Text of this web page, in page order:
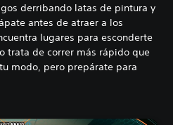
derribando latas de pintura y
antes de atraer a los
lugares para esconderte
trata de correr más rápido que
modo, pero prepárate para